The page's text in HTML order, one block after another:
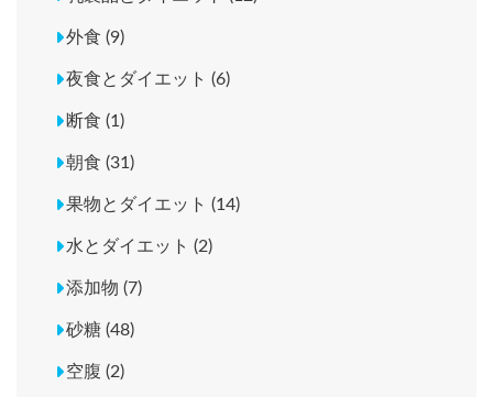
外食 (9)
夜食とダイエット (6)
断食 (1)
朝食 (31)
果物とダイエット (14)
水とダイエット (2)
添加物 (7)
砂糖 (48)
空腹 (2)